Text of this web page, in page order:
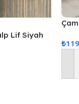
Lif Siyah
₺